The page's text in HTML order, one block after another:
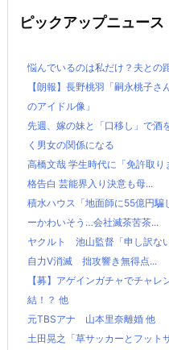
ピックアップニュース
悩んでいるのは私だけ？夫との
【朗報】長野桃羽「嗣永桃子
のアイドル像」
先週、嫁の妹と「口移し」で酒
く男女の関係になる
高橋文哉 学生時代に「免許取
格告白 芸能界入り決意も母...
積水ハウス「地面師に55億円騙
ーかわいそう…会社滅茶苦茶...
ヤクルト 池山監督「申し訳
自力V消滅 拙攻響き無得点...
【募】アゲインガチャでチャ
結！？ 他
元TBSアナ 山本里奈離婚 他
土田晃之「草サッカーとフット